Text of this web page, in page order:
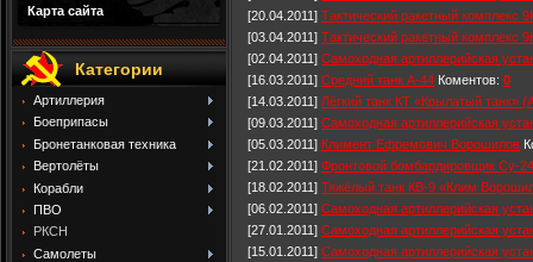
Карта сайта
Категории
Артиллерия
Боеприпасы
Бронетанковая техника
Вертолёты
Корабли
ПВО
РКСН
Самолеты
[20.04.2011] Тактический ракетный комплекс
[03.04.2011] Тактический ракетный комплекс
[02.04.2011] Самоходная артиллерийская
[16.03.2011] Средний танк А-44 Коментов: 0
[14.03.2011] Лёгкий танк КТ «Крылатый танк»
[09.03.2011] Самоходная артиллерийская
[05.03.2011] Климент Ефремович Ворошилов
[21.02.2011] Фронтовой бомбардировщик Су-24
[18.02.2011] Тяжёлый танк КВ-9 «Клим
[06.02.2011] Самоходная артиллерийская
[27.01.2011] Самоходная артиллерийская
[15.01.2011] Самоходная артиллерийская